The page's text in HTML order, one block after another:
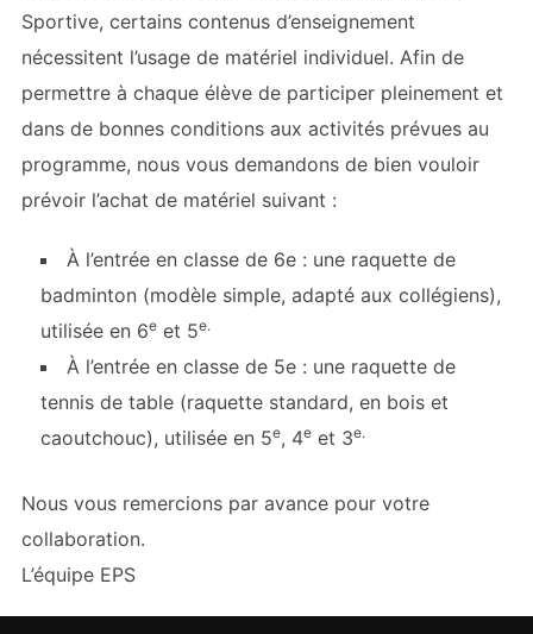
Sportive, certains contenus d’enseignement
nécessitent l’usage de matériel individuel. Afin de
permettre à chaque élève de participer pleinement et
dans de bonnes conditions aux activités prévues au
programme, nous vous demandons de bien vouloir
prévoir l’achat de matériel suivant :
À l’entrée en classe de 6e : une raquette de
badminton (modèle simple, adapté aux collégiens),
utilisée en 6eet 5e.
À l’entrée en classe de 5e : une raquette de
tennis de table (raquette standard, en bois et
caoutchouc), utilisée en 5e, 4eet 3e.
Nous vous remercions par avance pour votre
collaboration.
L’équipe EPS